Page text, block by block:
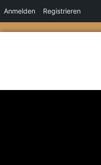
Anmelden Registrieren